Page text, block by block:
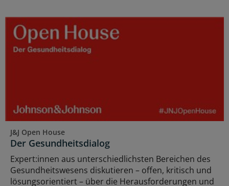
J&J Open House
Der Gesundheitsdialog
Expert:innen aus unterschiedlichsten Bereichen des
Gesundheitswesens diskutieren – offen, kritisch und
lösungsorientiert – über die Herausforderungen und